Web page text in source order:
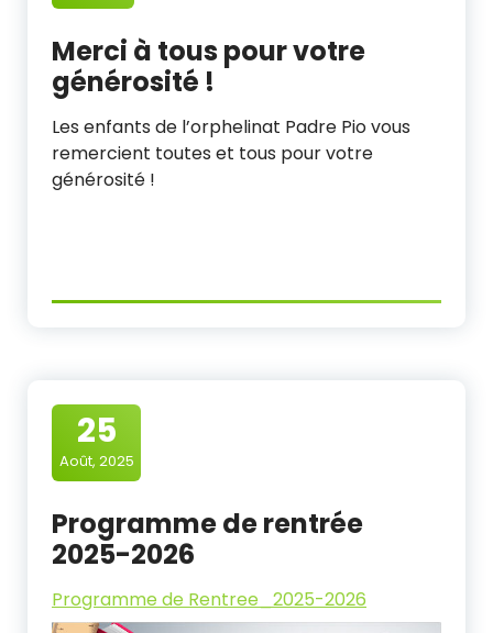
Merci à tous pour votre
générosité !
Les enfants de l’orphelinat Padre Pio vous
remercient toutes et tous pour votre
générosité !
25
Août, 2025
Programme de rentrée
2025-2026
Programme de Rentree_2025-2026